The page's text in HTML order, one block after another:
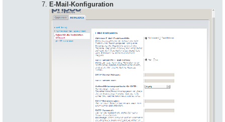
E-Mail-Konfiguration